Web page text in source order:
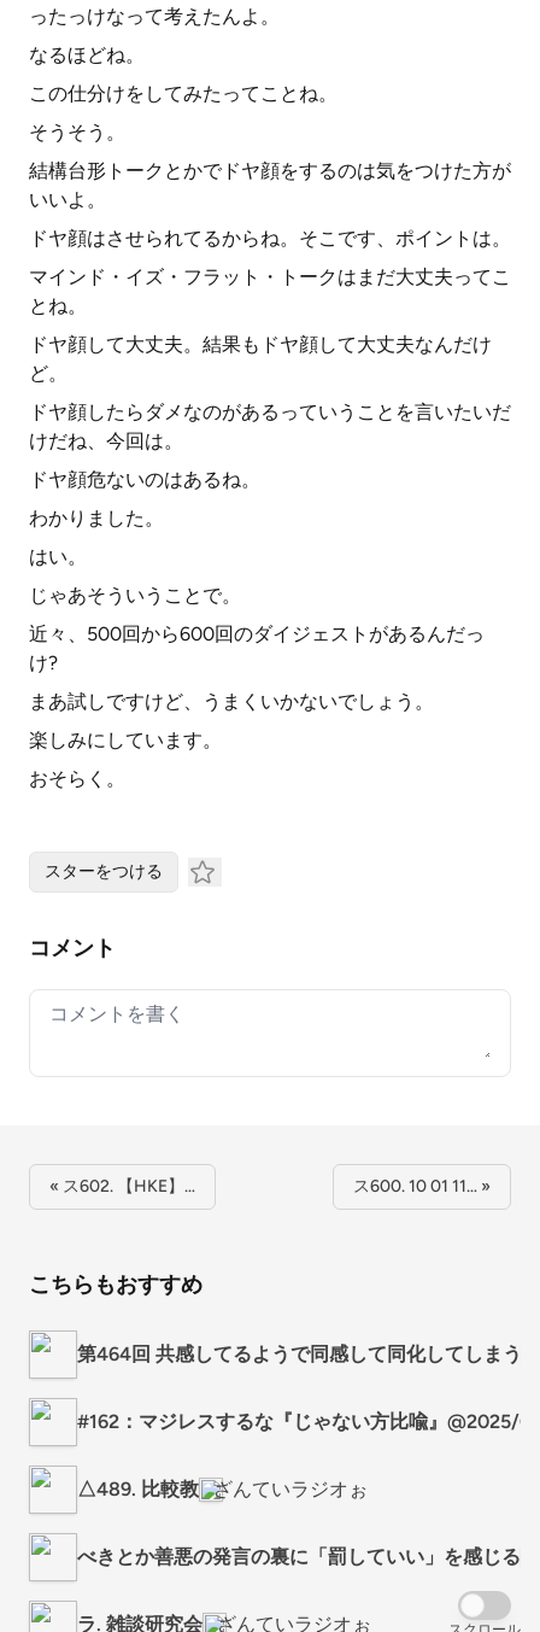
ったっけなって考えたんよ。
なるほどね。
この仕分けをしてみたってことね。
そうそう。
結構台形トークとかでドヤ顔をするのは気をつけた方が
いいよ。
ドヤ顔はさせられてるからね。そこです、ポイントは。
マインド・イズ・フラット・トークはまだ大丈夫ってこ
とね。
ドヤ顔して大丈夫。結果もドヤ顔して大丈夫なんだけ
ど。
ドヤ顔したらダメなのがあるっていうことを言いたいだ
けだね、今回は。
ドヤ顔危ないのはあるね。
わかりました。
はい。
じゃあそういうことで。
近々、500回から600回のダイジェストがあるんだっ
け?
まあ試しですけど、うまくいかないでしょう。
楽しみにしています。
おそらく。
スターをつける
コメント
Your comment
« ス602. 【HKE】… ス600. 10 01 11… »
こちらもおすすめ
第464回 共感してるようで同感して同化してしまう
#162：マジレスするな『じゃない方比喩』@2025/
△489. 比較教 ざんていラジオぉ
べきとか善悪の発言の裏に「罰していい」を感じる
ラ. 雑談研究会 ざんていラジオぉ